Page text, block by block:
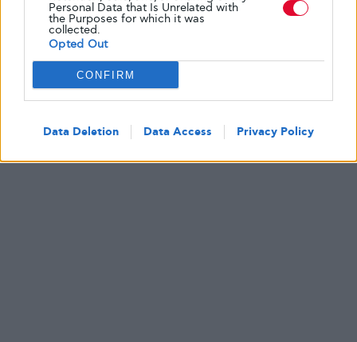
Personal Data that Is Unrelated with
the Purposes for which it was
collected.
Opted Out
CONFIRM
Data Deletion Data Access Privacy Policy
Glykouli